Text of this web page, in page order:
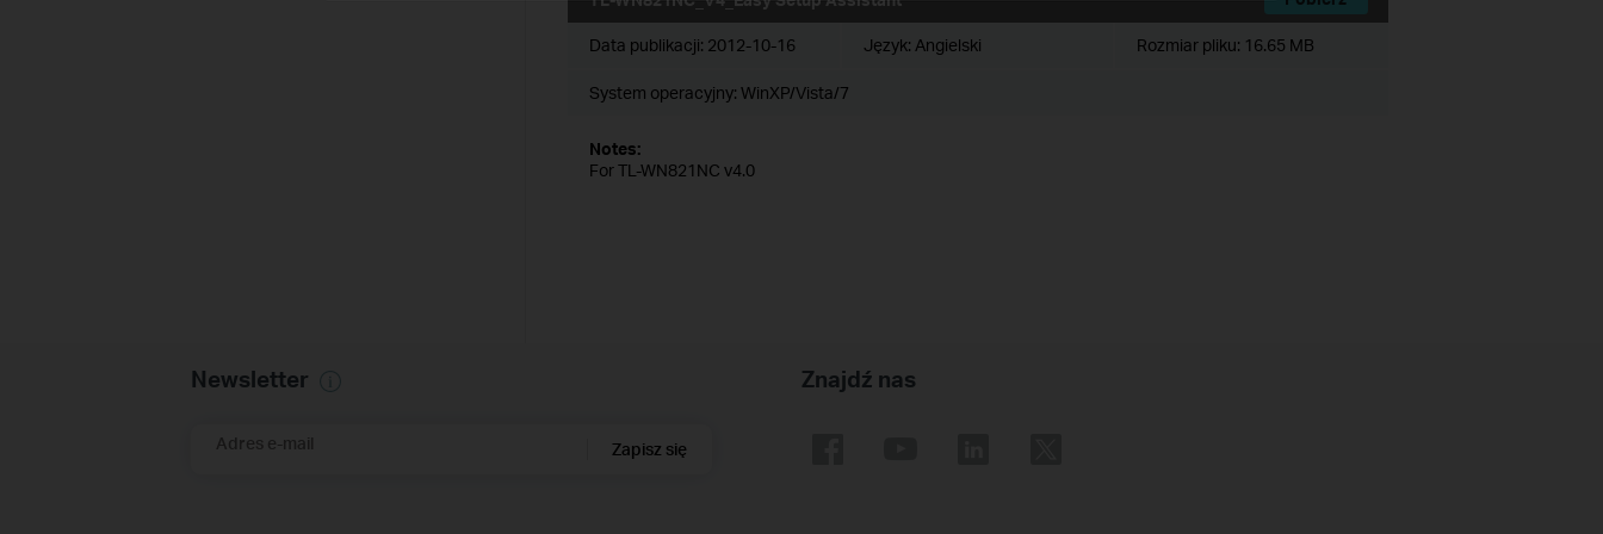
Data publikacji: 2012-10-16 Język: Angielski Rozmiar pliku: 16.65 MB
System operacyjny: WinXP/Vista/7
Notes:
For TL-WN821NC v4.0
Newsletter
Adres e-mail Zapisz się
Znajdź nas